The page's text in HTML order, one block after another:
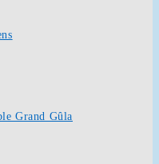
Grand Gûla